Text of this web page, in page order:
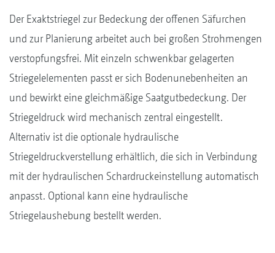
Der Exaktstriegel zur Bedeckung der offenen Säfurchen
und zur Planierung arbeitet auch bei großen Strohmengen
verstopfungsfrei. Mit einzeln schwenkbar gelagerten
Striegelelementen passt er sich Bodenunebenheiten an
und bewirkt eine gleichmäßige Saatgutbedeckung. Der
Striegeldruck wird mechanisch zentral eingestellt.
Alternativ ist die optionale hydraulische
Striegeldruckverstellung erhältlich, die sich in Verbindung
mit der hydraulischen Schardruckeinstellung automatisch
anpasst. Optional kann eine hydraulische
Striegelaushebung bestellt werden.